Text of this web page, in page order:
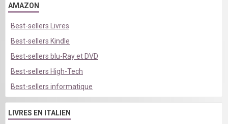
AMAZON
Best-sellers Livres
Best-sellers Kindle
Best-sellers blu-Ray et DVD
Best-sellers High-Tech
Best-sellers informatique
LIVRES EN ITALIEN